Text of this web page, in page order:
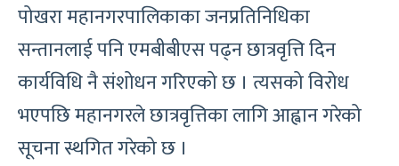
पोखरा महानगरपालिकाका जनप्रतिनिधिका
सन्तानलाई पनि एमबीबीएस पढ्न छात्रवृत्ति दिन
कार्यविधि नै संशोधन गरिएको छ । त्यसको विरोध
भएपछि महानगरले छात्रवृत्तिका लागि आह्वान गरेको
सूचना स्थगित गरेको छ ।